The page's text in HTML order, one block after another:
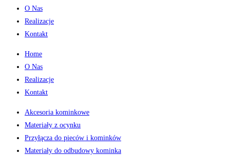
O Nas
Realizacje
Kontakt
Home
O Nas
Realizacje
Kontakt
Akcesoria kominkowe
Materiały z ocynku
Przyłącza do pieców i kominków
Materiały do odbudowy kominka